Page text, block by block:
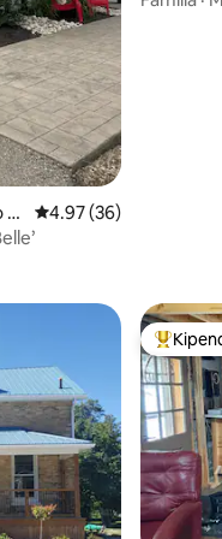
M
Ukadiriaji wa wastani
4.97 (36)